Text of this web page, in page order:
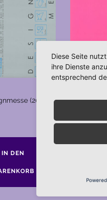
(2009)
IN DEN
19.
5,00€ *
Diese Seite
ihre Dienste
entsprechend